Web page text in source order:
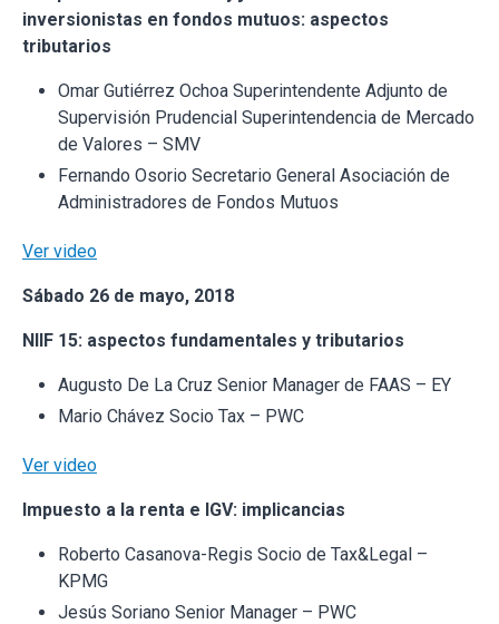
inversionistas en fondos mutuos: aspectos
tributarios
Omar Gutiérrez Ochoa Superintendente Adjunto de
Supervisión Prudencial Superintendencia de Mercado
de Valores – SMV
Fernando Osorio Secretario General Asociación de
Administradores de Fondos Mutuos
Ver video
Sábado 26 de mayo, 2018
NIIF 15: aspectos fundamentales y tributarios
Augusto De La Cruz Senior Manager de FAAS – EY
Mario Chávez Socio Tax – PWC
Ver video
Impuesto a la renta e IGV: implicancias
Roberto Casanova-Regis Socio de Tax&Legal –
KPMG
Jesús Soriano Senior Manager – PWC